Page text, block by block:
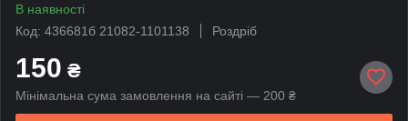
В наявності
Код: 436681б 21082-1101138
Роздріб
150 ₴
Мінімальна сума замовлення на сайті — 200 ₴